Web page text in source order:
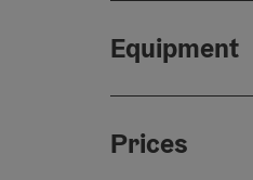
Equipment
Prices